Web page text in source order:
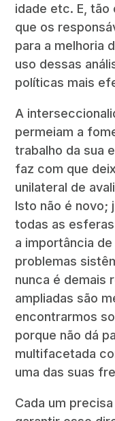
idade etc. E,
que os
para a melhoria
uso dessas
políticas mais
A
permeiam a
trabalho da sua
faz com que
unilateral de
Isto não é novo;
todas as
a importância
problemas
nunca é demais
ampliadas são
encontrarmos
porque não dá
multifacetada
uma das suas
Cada um